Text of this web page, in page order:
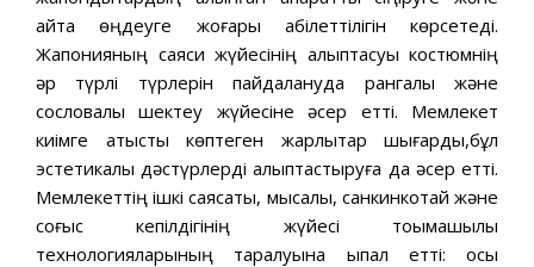
қайта өңдеуге жоғары қабілеттілігін көрсетеді.
Жапонияның саяси жүйесінің қалыптасуы костюмнің
әр түрлі түрлерін пайдалануда рангалық және
сословалық шектеу жүйесіне әсер етті. Мемлекет
киімге қатысты көптеген жарлықтар шығарды,бұл
эстетикалық дәстүрлерді қалыптастыруға да әсер етті.
Мемлекеттің ішкі саясаты, мысалы, санкинкотай және
соғыс кепілдігінің жүйесі тоқымашылық
технологияларының таралуына ықпал етті: осы